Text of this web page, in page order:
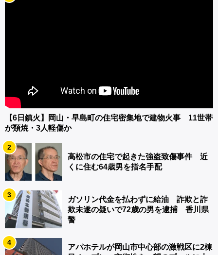
【6日鎮火】岡山・早島町の住宅密集地で建物火事 11世帯
が類焼・3人軽傷か
2
高松市の住宅で起きた強盗致傷事件 近
くに住む64歳男を指名手配
3
ガソリン代金を払わずに給油 詐欺と詐
欺未遂の疑いで72歳の男を逮捕 香川県
警
4
アパホテルが岡山市中心部の激戦区に2棟